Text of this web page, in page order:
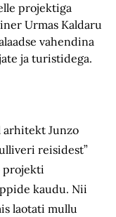
projektiga
Urmas Kaldaru
vahendina
ja turistidega.
arhitekt Junzo
reisidest”
projekti
kaudu. Nii
laotati mullu